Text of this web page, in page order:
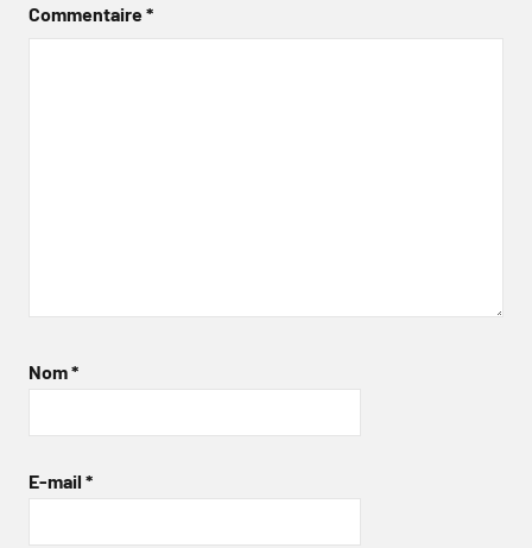
Commentaire*
Nom*
E-mail *